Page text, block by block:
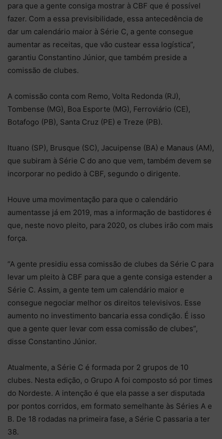
para que a gente consiga mostrar à CBF que é possível
fazer. Com a essa previsibilidade, essa antecedência de
dar um calendário maior à Série C, a gente consegue
aumentar as receitas, que vão custear essa logística”,
garantiu Constantino Júnior, que também preside a
comissão de clubes.
A comissão conta com Remo, Volta Redonda (RJ),
Tombense (MG), Boa Esporte (MG), Ferroviário (CE),
Botafogo (PB), Santa Cruz (PE) e Treze (PB).
Ituano (SP), Brusque (SC), Jacuipense (BA) e Manaus (AM),
que subiram à Série C do ano que vem, também devem se
incorporar no pedido à CBF, segundo o dirigente.
Houve uma movimentação para que o calendário
aumentasse já em 2019, mas a informação de bastidores é
que, neste novo pleito, para 2020, os clubes irão com mais
força.
“A gente presidiu essa comissão de clubes da Série C para
levar um pleito à CBF para que a gente consiga estender a
Série C. Assim, a gente tem um calendário maior e
consegue negociar melhor os direitos televisivos. Esse
aumento no investimento bancaria essa condição. É isso
que a gente quer levar com essa comissão de clubes”,
disse Constantino Júnior.
Atualmente, a Série C é formada por 2 grupos de 10
clubes. Nesta edição, o Grupo A foi composto só por times
do Nordeste. A intenção é que ela passe a ser disputada
por pontos corridos, em formato semelhante às Séries A e
B. De 18 rodadas na primeira fase, a Série C passaria a ter
38.